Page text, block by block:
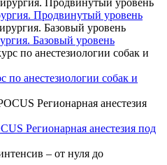
Продвинутый уровень
Базовый уровень
по анестезиологии собак и
Регионарная анестезия под